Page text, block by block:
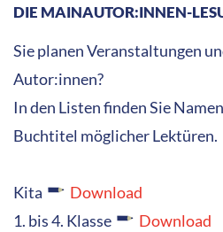
DIE MAINAUTOR:INNEN-
Sie planen Veranstaltungen
Autor:innen?
In den Listen finden Sie
Buchtitel möglicher Lektüren.
Kita
Download
1. bis 4. Klasse
Download